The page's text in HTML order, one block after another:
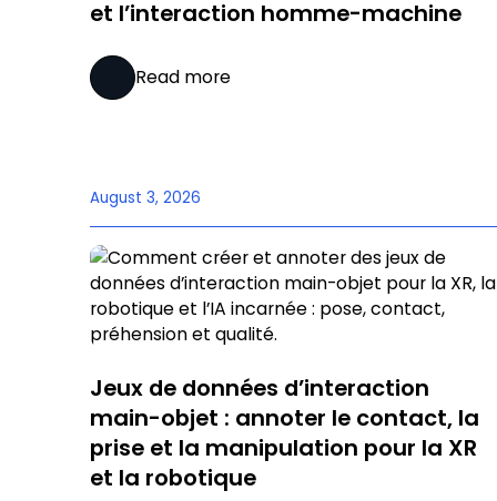
et l’interaction homme-machine
Read more
August 3, 2026
Jeux de données d’interaction
main-objet : annoter le contact, la
prise et la manipulation pour la XR
et la robotique